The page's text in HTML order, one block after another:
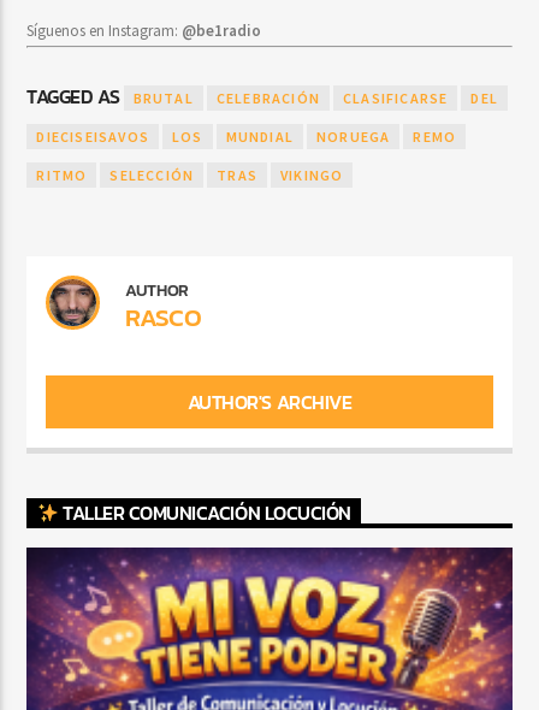
Síguenos en Instagram: @be1radio
TAGGED AS BRUTAL CELEBRACIÓN CLASIFICARSE DEL
DIECISEISAVOS LOS MUNDIAL NORUEGA REMO
RITMO SELECCIÓN TRAS VIKINGO
AUTHOR
RASCO
AUTHOR'S ARCHIVE
TALLER COMUNICACIÓN LOCUCIÓN